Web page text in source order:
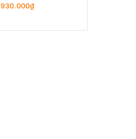
930.000₫